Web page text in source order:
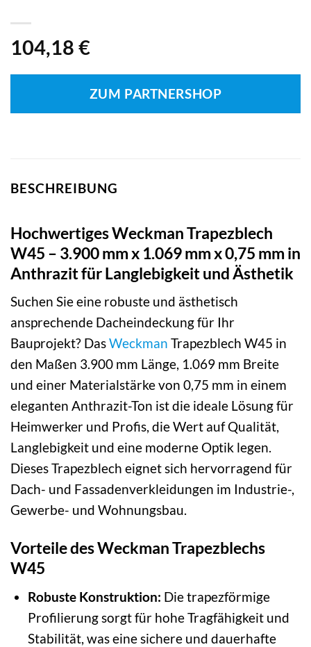
104,18 €
ZUM PARTNERSHOP
BESCHREIBUNG
Hochwertiges Weckman Trapezblech
W45 – 3.900 mm x 1.069 mm x 0,75 mm in
Anthrazit für Langlebigkeit und Ästhetik
Suchen Sie eine robuste und ästhetisch
ansprechende Dacheindeckung für Ihr
Bauprojekt? DasWeckman Trapezblech W45 in
den Maßen 3.900 mm Länge, 1.069 mm Breite
und einer Materialstärke von 0,75 mm in einem
eleganten Anthrazit-Ton ist die ideale Lösung für
Heimwerker und Profis, die Wert auf Qualität,
Langlebigkeit und eine moderne Optik legen.
Dieses Trapezblech eignet sich hervorragend für
Dach- und Fassadenverkleidungen im Industrie-,
Gewerbe- und Wohnungsbau.
Vorteile des Weckman Trapezblechs
W45
Robuste Konstruktion: Die trapezförmige
Profilierung sorgt für hohe Tragfähigkeit und
Stabilität, was eine sichere und dauerhafte